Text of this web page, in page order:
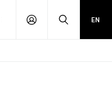
PŘIHLÁSITHLEDAT
EN